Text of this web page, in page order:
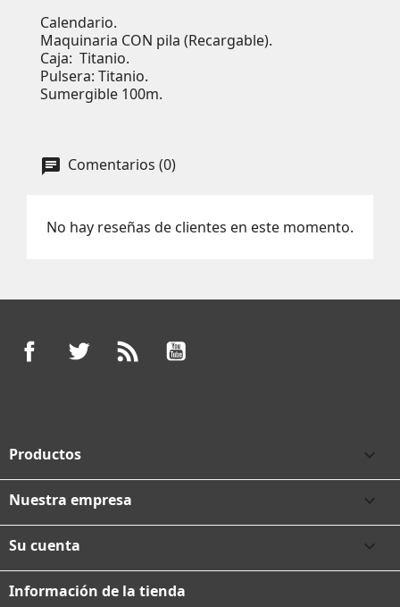
Calendario.
Maquinaria CON pila (Recargable).
Caja: Titanio.
Pulsera: Titanio.
Sumergible 100m.
Comentarios (0)
No hay reseñas de clientes en este momento.
FacebookTwitter
Productos 
Nuestra empresa 
Su cuenta 
Información de la tienda